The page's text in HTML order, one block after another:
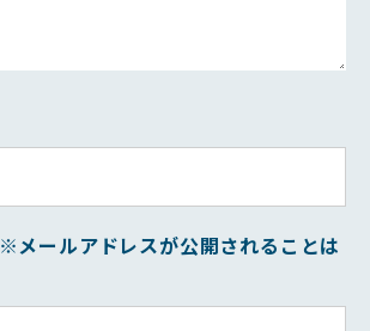
※メールアドレスが公開されることは